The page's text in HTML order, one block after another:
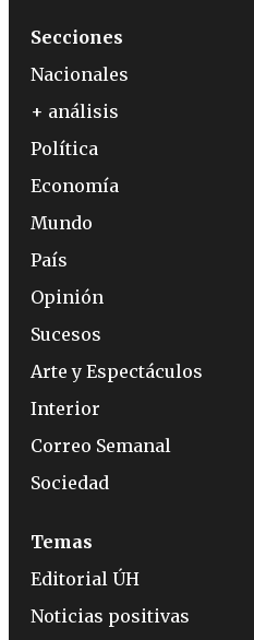
Secciones
Nacionales
+ análisis
Política
Economía
Mundo
País
Opinión
Sucesos
Arte y Espectáculos
Interior
Correo Semanal
Sociedad
Temas
Editorial ÚH
Noticias positivas